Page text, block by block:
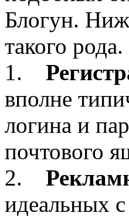
Блогун.
такого рода.
1.
вполне
логина и
почтового
2.
идеальных